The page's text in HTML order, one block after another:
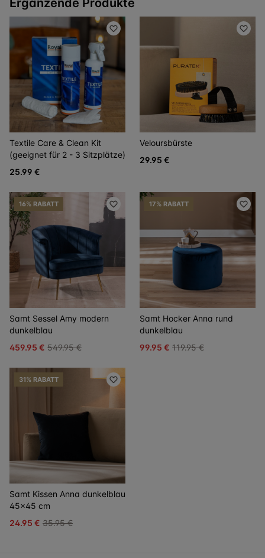
Ergänzende Produkte
Textile Care & Clean Kit
(geeignet für 2 - 3 Sitzplätze)
25.99 €
Veloursbürste
29.95 €
16% RABATT
Samt Sessel Amy modern
dunkelblau
459.95 € 549.95 €
17% RABATT
Samt Hocker Anna rund
dunkelblau
99.95 € 119.95 €
31% RABATT
Samt Kissen Anna dunkelblau
45x45 cm
24.95 € 35.95 €